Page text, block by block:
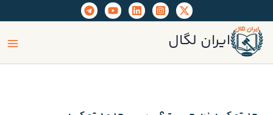
به
محتوا
ایران لگال